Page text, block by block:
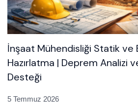
İnşaat Mühendisliği Statik
Hazırlatma | Deprem Analizi
Desteği
5 Temmuz 2026